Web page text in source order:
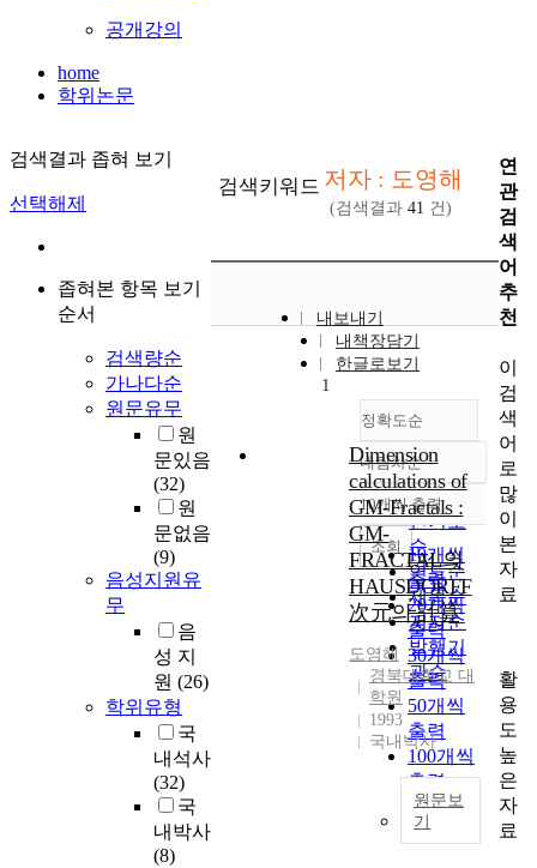
공개강의
home
학위논문
검색결과 좁혀 보기
선택해제
좁혀본 항목 보기
순서
검색량순
가나다순
원문유무
원
문있음
(32)
원
문없음
(9)
음성지원유
무
음
성 지
원 (26)
학위유형
국
내석사
(32)
국
내박사
(8)
검색키워드 저자 : 도영해
(검색결과 41 건)
내보내기
내책장담기
한글로보기
정확도순
정확도
순
인기도
순
연도순
제목순
저자순
발행기
관순
내림차순
내림차순
10개씩 출력
10개씩
출력
20개씩
출력
30개씩
출력
50개씩
출력
100개씩
출력
조회
1
Dimension
calculations of
GM-Fractals :
GM-
FRACTAL의
HAUSDORFF
次元의 計算
도영해
경북대학교 대
학원
1993
국내박사
원문보
기
연
관
검
색
어
추
천
이
검
색
어
로
많
이
본
자
료
활
용
도
높
은
자
료